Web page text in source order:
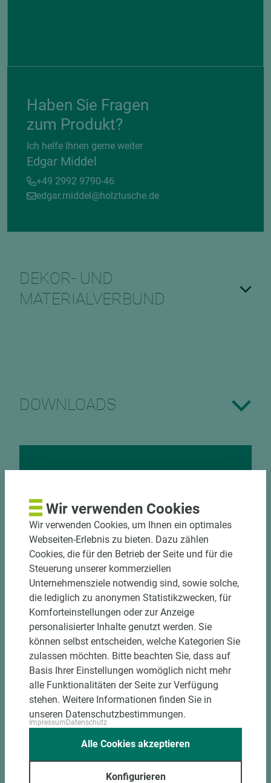
Haben Sie Fragen
zum Produkt?
Ich helfe Ihnen gerne weiter
Edgar Middel
+49 2992 9790-46
edgar.middel@holztusche.de
DEKOR- UND
MATERIALVERBUND
DOWNLOADS
Zuschnittservice
Bekantungsfähiger Fixmaßzuschnitt maßhaltig
und winkelgenau
Hohe und präzise Leistung durch
halbautomatische Beschickung
Einzelteiletikettierung auf Wunsch möglich
Materialschonende und kundengerechte
Verpackung der Fixmaße
Jetzt Zuschnitt anfragen
Wir verwenden Cookies
Wir verwenden Cookies, um Ihnen ein optimales
Webseiten-Erlebnis zu bieten. Dazu zählen
Cookies, die für den Betrieb der Seite und für die
Steuerung unserer kommerziellen
Unternehmensziele notwendig sind, sowie solche,
die lediglich zu anonymen Statistikzwecken, für
Komforteinstellungen oder zur Anzeige
personalisierter Inhalte genutzt werden. Sie
können selbst entscheiden, welche Kategorien Sie
zulassen möchten. Bitte beachten Sie, dass auf
Basis Ihrer Einstellungen womöglich nicht mehr
alle Funktionalitäten der Seite zur Verfügung
stehen. Weitere Informationen finden Sie in
unseren Datenschutzbestimmungen.
ImpressumDatenschutz
Konfigurieren
Alle Cookies akzeptieren